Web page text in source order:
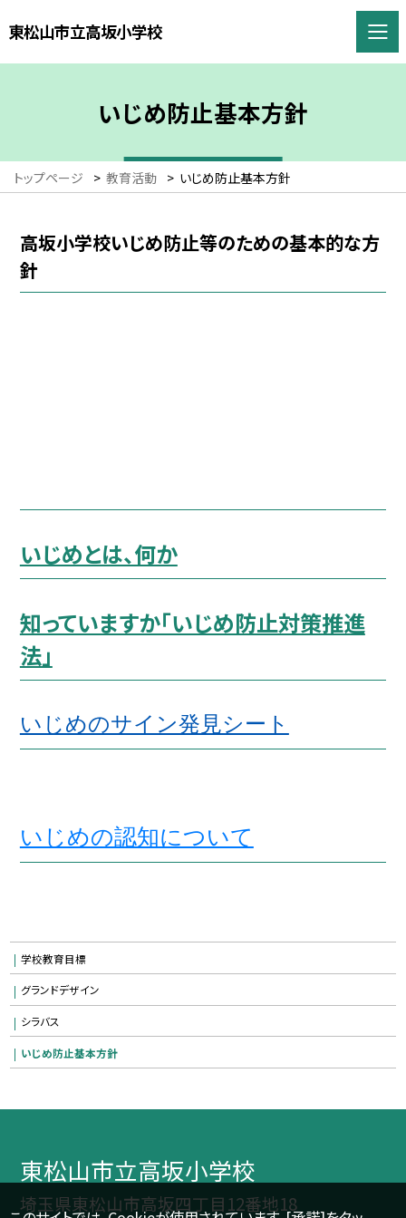
東松山市立高坂小学校
いじめ防止基本方針
トップページ > 教育活動 > いじめ防止基本方針
高坂小学校いじめ防止等のための基本的な方
針
いじめとは、何か
知っていますか「いじめ防止対策推進
法」
いじめのサイン発見シート
いじめの認知について
学校教育目標
グランドデザイン
シラバス
いじめ防止基本方針
東松山市立高坂小学校
埼玉県東松山市高坂四丁目12番地18